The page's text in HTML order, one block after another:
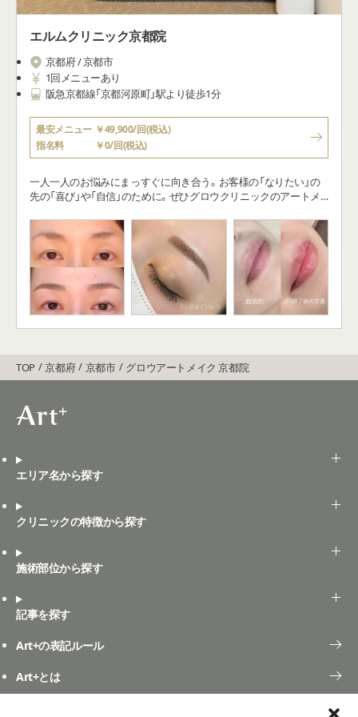
エルムクリニック京都院
京都府 / 京都市
1回メニューあり
阪急京都線「京都河原町」駅より徒歩1分
最安メニュー ￥49,900/回(税込)
指名料
￥0/回(税込)
一人一人のお悩みにまっすぐに向き合う。お客様の「なりたい」の
先の「喜び」や「自信」のために。ぜひグロウクリニックのアートメ
TOP 京都府 京都市 グロウアートメイク 京都院
エリア名から探す
クリニックの特徴から探す
施術部位から探す
記事を探す
Art+の表記ルール
Art+とは